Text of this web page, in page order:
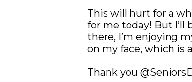
This will hurt for a
for me today! But I’ll
there, I’m enjoying
on my face, which is
Thank you